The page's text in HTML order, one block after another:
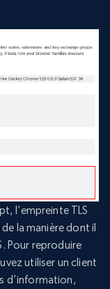
l’empreinte TLS
la manière dont il
Pour reproduire
utiliser un client
d’information,